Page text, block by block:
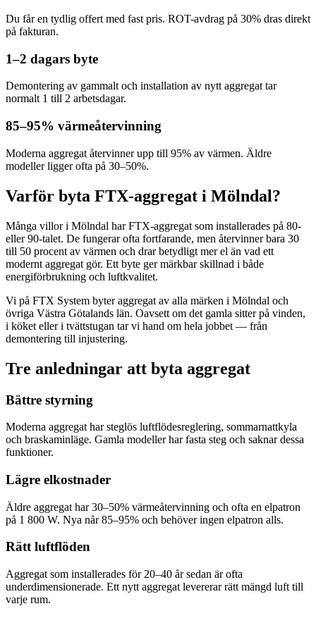
Du får en tydlig offert med fast pris. ROT-avdrag på 30% dras direkt
på fakturan.
1–2 dagars byte
Demontering av gammalt och installation av nytt aggregat tar
normalt 1 till 2 arbetsdagar.
85–95% värmeåtervinning
Moderna aggregat återvinner upp till 95% av värmen. Äldre
modeller ligger ofta på 30–50%.
Varför byta FTX-aggregat i Mölndal?
Många villor i Mölndal har FTX-aggregat som installerades på 80-
eller 90-talet. De fungerar ofta fortfarande, men återvinner bara 30
till 50 procent av värmen och drar betydligt mer el än vad ett
modernt aggregat gör. Ett byte ger märkbar skillnad i både
energiförbrukning och luftkvalitet.
Vi på FTX System byter aggregat av alla märken i Mölndal och
övriga Västra Götalands län. Oavsett om det gamla sitter på vinden,
i köket eller i tvättstugan tar vi hand om hela jobbet — från
demontering till injustering.
Tre anledningar att byta aggregat
Bättre styrning
Moderna aggregat har steglös luftflödesreglering, sommarnattkyla
och braskaminläge. Gamla modeller har fasta steg och saknar dessa
funktioner.
Lägre elkostnader
Äldre aggregat har 30–50% värmeåtervinning och ofta en elpatron
på 1 800 W. Nya når 85–95% och behöver ingen elpatron alls.
Rätt luftflöden
Aggregat som installerades för 20–40 år sedan är ofta
underdimensionerade. Ett nytt aggregat levererar rätt mängd luft till
varje rum.